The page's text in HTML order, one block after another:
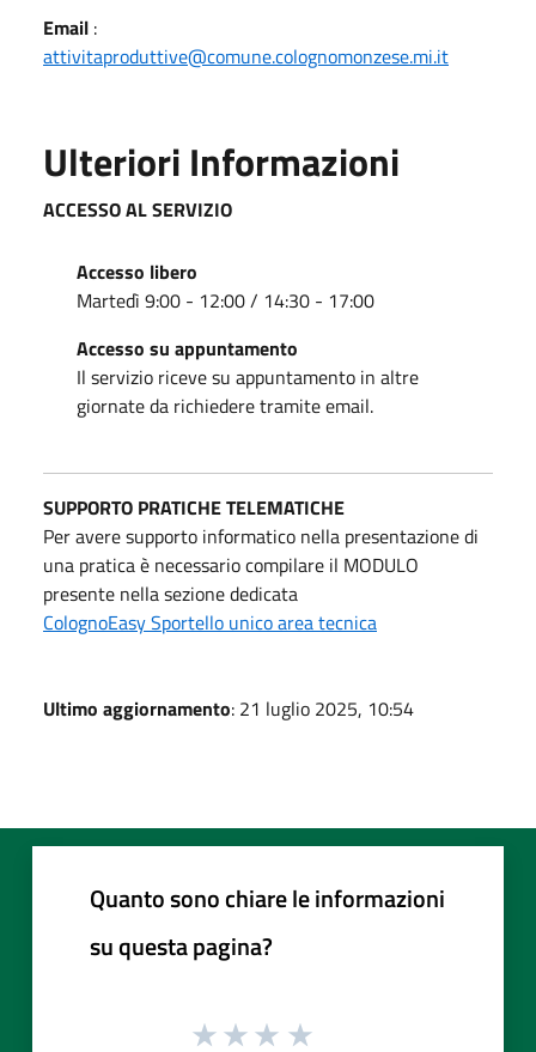
Email :
attivitaproduttive@comune.colognomonzese.mi.it
Ulteriori Informazioni
ACCESSO AL SERVIZIO
Accesso libero
Martedì 9:00 - 12:00 / 14:30 - 17:00
Accesso su appuntamento
Il servizio riceve su appuntamento in altre
giornate da richiedere tramite email.
SUPPORTO PRATICHE TELEMATICHE
Per avere supporto informatico nella presentazione di
una pratica è necessario compilare il MODULO
presente nella sezione dedicata
ColognoEasy Sportello unico area tecnica
Ultimo aggiornamento: 21 luglio 2025, 10:54
Quanto sono chiare le informazioni
su questa pagina?